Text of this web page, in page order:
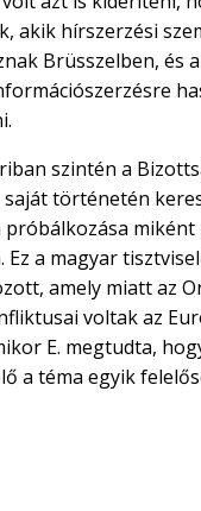
akik hírszerzési
Brüsszelben, és
szintén a
történetén
próbálkozása
a magyar
amely miatt az
voltak az
E. megtudta,
a téma egyik